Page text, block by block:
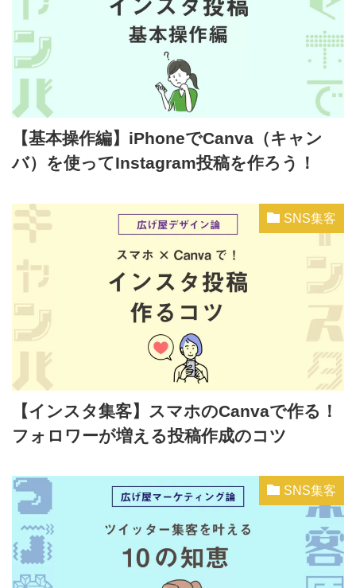
【基本操作編】iPhoneでCanva（キャン
バ）を使ってInstagram投稿を作ろう！
SNS集客
【インスタ集客】スマホのCanvaで作る！
フォロワーが増える投稿作成のコツ
SNS集客